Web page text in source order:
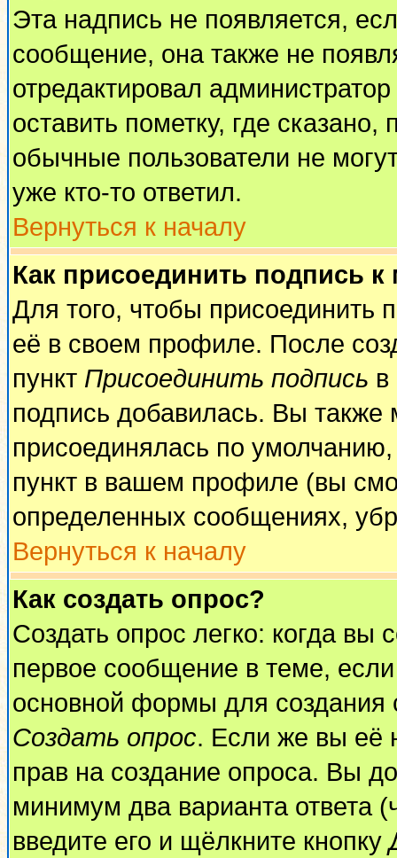
Эта надпись не появляется,
сообщение, она также не
отредактировал
оставить пометку, где
обычные пользователи не
уже кто-то ответил.
Вернуться к началу
Как присоединить подпись
Для того, чтобы присоединить
её в своем профиле. После
пункт Присоединить подпись
подпись добавилась. Вы также
присоединялась по
пункт в вашем профиле (вы
определенных сообщениях,
Вернуться к началу
Как создать опрос?
Создать опрос легко: когда вы
первое сообщение в теме,
основной формы для
Создать опрос. Если же вы её
прав на создание опроса. Вы
минимум два варианта ответа
введите его и щёлкните кнопку